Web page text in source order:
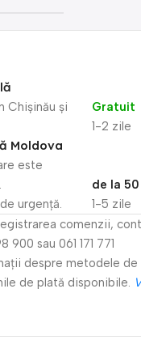
Chișinău și
1-2 zile
Gratuit
Moldova
este
urgență.
1-5 zile
de la 50
comenzii,
900 sau 061 171 771
despre metodele de
de plată disponibile.